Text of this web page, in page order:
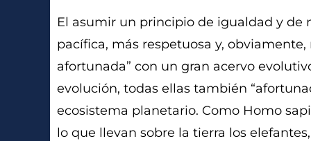
El asumir un principio de igualdad y de
pacífica, más respetuosa y,
afortunada” con un gran acervo
evolución, todas ellas también
ecosistema planetario. Como Homo
lo que llevan sobre la tierra los